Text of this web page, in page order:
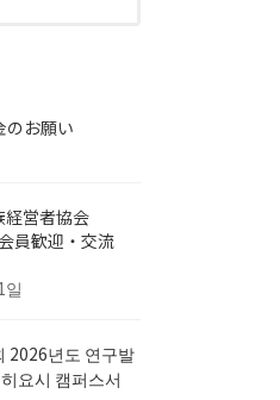
のお願い
経営者協会
員歓迎・交流
일
2026년도 연구발
요시 캠퍼스서